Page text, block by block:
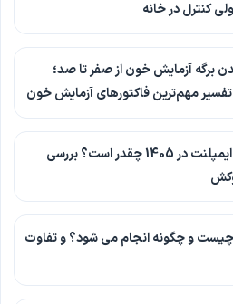
کنترل در خانه
برگه آزمایش خون از صفر تا صد؛
مهم‌ترین فاکتورهای آزمایش خون
قیمت روکش ایمپلنت در 1405 چقدر است؟ بررسی
و چگونه انجام می شود؟ و تفاوت